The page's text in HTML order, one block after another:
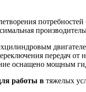
передач
оснащено мощным
работы в тяжелых